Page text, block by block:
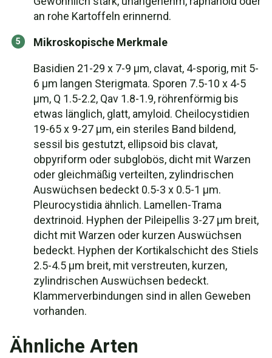
an rohe Kartoffeln erinnernd.
Mikroskopische Merkmale
Basidien 21-29 x 7-9 µm, clavat, 4-sporig, mit 5-
6 µm langen Sterigmata. Sporen 7.5-10 x 4-5
µm, Q 1.5-2.2, Qav 1.8-1.9, röhrenförmig bis
etwas länglich, glatt, amyloid. Cheilocystidien
19-65 x 9-27 µm, ein steriles Band bildend,
sessil bis gestutzt, ellipsoid bis clavat,
obpyriform oder subglobös, dicht mit Warzen
oder gleichmäßig verteilten, zylindrischen
Auswüchsen bedeckt 0.5-3 x 0.5-1 µm.
Pleurocystidia ähnlich. Lamellen-Trama
dextrinoid. Hyphen der Pileipellis 3-27 µm breit,
dicht mit Warzen oder kurzen Auswüchsen
bedeckt. Hyphen der Kortikalschicht des Stiels
2.5-4.5 µm breit, mit verstreuten, kurzen,
zylindrischen Auswüchsen bedeckt.
Klammerverbindungen sind in allen Geweben
vorhanden.
Ähnliche Arten